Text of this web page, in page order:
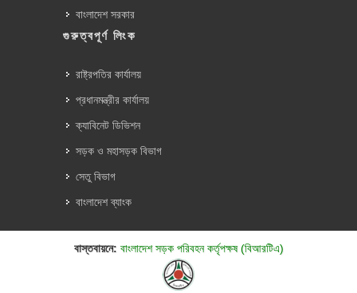
বাংলাদেশ সরকার
গুরুত্বপূর্ণ লিংক
রাষ্ট্রপতির কার্যালয়
প্রধানমন্ত্রীর কার্যালয়
ক্যাবিনেট ডিভিশন
সড়ক ও মহাসড়ক বিভাগ
সেতু বিভাগ
বাংলাদেশ ব্যাংক
বাস্তবায়নে: বাংলাদেশ সড়ক পরিবহন কর্তৃপক্ষ (বিআরটিএ)